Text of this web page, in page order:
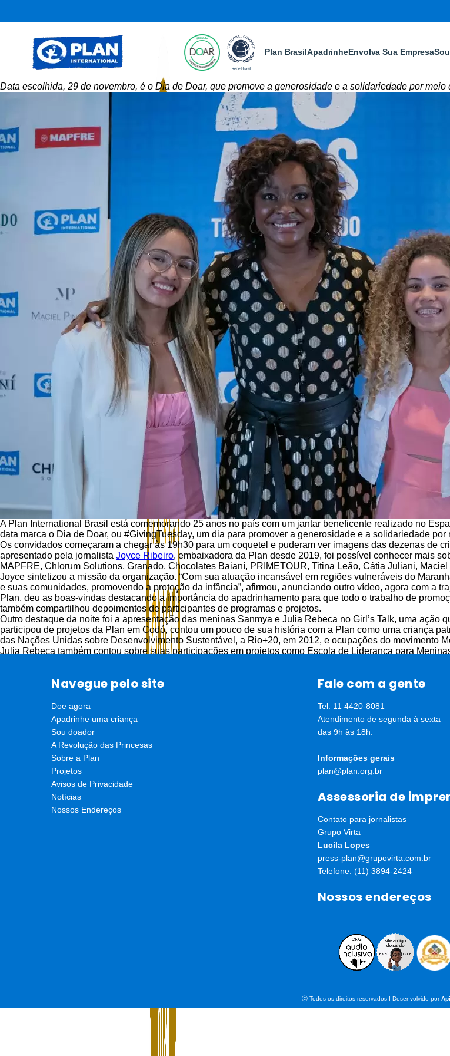
Plan BrasilApadrinheEnvolva Sua Empresa
Data escolhida, 29 de novembro, é o Dia de Doar, que promove a generosidade e a solidariedade por
A Plan International Brasil está comemorando 25 anos no país com um jantar beneficente realizado no
data marca o Dia de Doar, ou #GivingTuesday, um dia para promover a generosidade e a solidariedade
Os convidados começaram a chegar às 19h30 para um coquetel e puderam ver imagens das dezenas de
apresentado pela jornalista Joyce Ribeiro, embaixadora da Plan desde 2019, foi possível conhecer mais
MAPFRE, Chlorum Solutions, Granado, Chocolates Baianí, PRIMETOUR, Titina Leão, Cátia Juliani,
Joyce sintetizou a missão da organização. “Com sua atuação incansável em regiões vulneráveis do
e suas comunidades, promovendo a proteção da infância”, afirmou, anunciando outro vídeo, agora com a
Plan, deu as boas-vindas destacando a importância do apadrinhamento para que todo o trabalho de
também compartilhou depoimentos de participantes de programas e projetos.
Outro destaque da noite foi a apresentação das meninas Sanmya e Julia Rebeca no Girl’s Talk, uma
participou de projetos da Plan em Codó, contou um pouco de sua história com a Plan como uma criança
das Nações Unidas sobre Desenvolvimento Sustentável, a Rio+20, em 2012, e ocupações do movimento
Julia Rebeca também contou sobre suas participações em projetos como Escola de Liderança para
seus papéis de divulgar a causa da ONG.
No final da noite, foram sorteados brindes e presentes oferecidos por patrocinadores, como uma camisa
PRIMETOUR, um anel desenhado por Cátia Juliani, um centro de mesa de Titina Leão e produtos da
final, convidados e convidadas ganharam um exemplar do livro comemorativo sobre os 25 anos da Plan
presente da Granado.
Navegue pelo site
Doe agora
Apadrinhe uma criança
Sou doador
A Revolução das Princesas
Sobre a Plan
Projetos
Avisos de Privacidade
Notícias
Nossos Endereços
Fale com a gente
Tel: 11 4420-8081
Atendimento de segunda à sexta
das 9h às 18h.
Informações gerais
plan@plan.org.br
Assessoria de
Contato para jornalistas
Grupo Virta
Lucila Lopes
press-plan@grupovirta.com.br
Telefone: (11) 3894-2424
Nossos endereços
ⓒ Todos os direitos reservados I Desenvolvido por